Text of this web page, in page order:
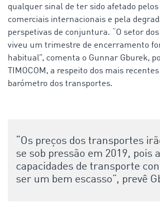
qualquer sinal de ter sido afetado
comerciais internacionais e pela
perspetivas de conjuntura. “O setor
viveu um trimestre de encerramento
habitual”, comenta o Gunnar Gburek,
TIMOCOM, a respeito dos mais
barómetro dos transportes.
“Os preços dos transportes
se sob pressão em 2019, pois
capacidades de transporte
ser um bem escasso”, prevê